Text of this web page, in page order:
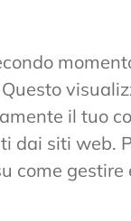
il tuo
dai siti web.
come